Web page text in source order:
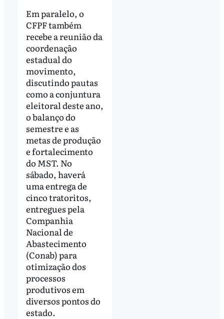
Em paralelo, o
CFPF também
recebe a reunião da
coordenação
estadual do
movimento,
discutindo pautas
como a conjuntura
eleitoral deste ano,
o balanço do
semestre e as
metas de produção
e fortalecimento
do MST. No
sábado, haverá
uma entrega de
cinco tratoritos,
entregues pela
Companhia
Nacional de
Abastecimento
(Conab) para
otimização dos
processos
produtivos em
diversos pontos do
estado.